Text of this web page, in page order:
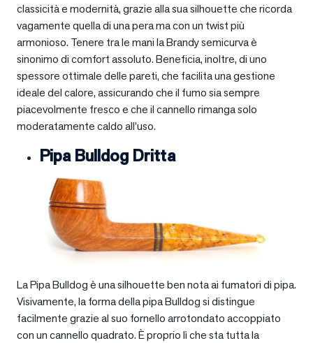
classicità e modernità, grazie alla sua silhouette che ricorda
vagamente quella di una pera ma con un twist più
armonioso. Tenere tra le mani la Brandy semicurva è
sinonimo di comfort assoluto. Beneficia, inoltre, di uno
spessore ottimale delle pareti, che facilita una gestione
ideale del calore, assicurando che il fumo sia sempre
piacevolmente fresco e che il cannello rimanga solo
moderatamente caldo all’uso.
Pipa Bulldog Dritta
La Pipa Bulldog è una silhouette ben nota ai fumatori di pipa.
Visivamente, la forma della pipa Bulldog si distingue
facilmente grazie al suo fornello arrotondato accoppiato
con un cannello quadrato. È proprio lì che sta tutta la